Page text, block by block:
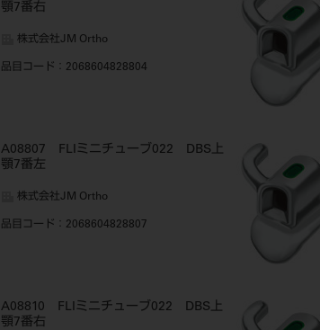
顎7番右
株式会社JM Ortho
品目コード ：2068604828804
A08807 FLIミニチューブ022 DBS上
顎7番左
株式会社JM Ortho
品目コード ：2068604828807
A08810 FLIミニチューブ022 DBS上
顎7番右